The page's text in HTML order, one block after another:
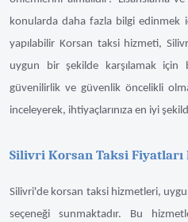
konularda daha fazla bilgi edinmek
yapılabilir Korsan taksi hizmeti,
uygun bir şekilde karşılamak için
güvenilirlik ve güvenlik öncelikli
inceleyerek, ihtiyaçlarınıza en iyi
Silivri Korsan Taksi Fiyatları
Silivri'de korsan taksi hizmetleri,
seçeneği sunmaktadır. Bu